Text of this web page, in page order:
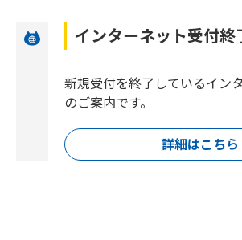
インターネット受付終
新規受付を終了しているイン
のご案内です。
詳細はこちら